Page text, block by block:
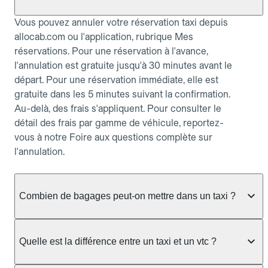
Vous pouvez annuler votre réservation taxi depuis
allocab.com ou l'application, rubrique Mes
réservations. Pour une réservation à l'avance,
l'annulation est gratuite jusqu'à 30 minutes avant le
départ. Pour une réservation immédiate, elle est
gratuite dans les 5 minutes suivant la confirmation.
Au-delà, des frais s'appliquent. Pour consulter le
détail des frais par gamme de véhicule, reportez-
vous à notre Foire aux questions complète sur
l'annulation.
Combien de bagages peut-on mettre dans un taxi ?
taxi berline accueille en général jusqu'à 3 bagages
Quelle est la différence entre un taxi et un vtc ?